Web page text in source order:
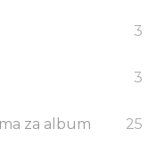
3
3
za album 25